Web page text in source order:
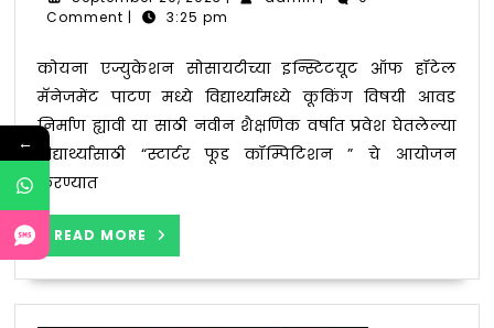
मध्ये
फूड
चे
20,
Comment
3:25 pm
कोयना एज्युकेशन सोसायटीच्या इन्स्टिटयूट ऑफ हॉटेल
मॅनेजमेंट पाटण मध्ये विद्यार्थ्यांमध्ये कूकिंग विषयी आवड
निर्माण ह्यावी या साठी नवीन शैक्षणिक वर्षात प्रवेश घेतलेल्या
विद्यार्थ्यांसाठी “स्टार्टर फूड कॉम्पिटिशन ” चे आयोजन
करण्यात
READ MORE
READ
MORE
←